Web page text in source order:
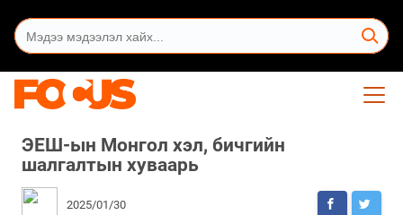
ЭЕШ-ын Монгол хэл, бичгийн
шалгалтын хуваарь
2025/01/30